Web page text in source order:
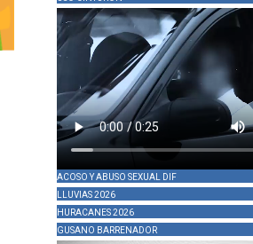
ACOSO Y ABUSO SEXUAL DIF
LLUVIAS 2026
HURACANES 2026
GUSANO BARRENADOR